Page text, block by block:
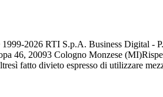
2026 RTI S.p.A. Business Digital -
46, 20093 Cologno Monzese (MI)
fatto divieto espresso di utilizzare